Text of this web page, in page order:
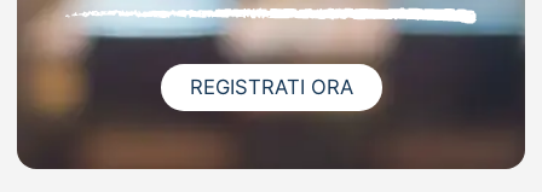
REGISTRATI ORA